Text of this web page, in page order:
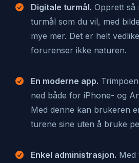
Digitale turmål. Opprett så
turmål som du vil, med
mye mer. Det er helt
forurenser ikke naturen.
En moderne app.
ned både for iPhone- og
Med denne kan brukeren
turene sine uten å bruke
Enkel administrasjon. Med